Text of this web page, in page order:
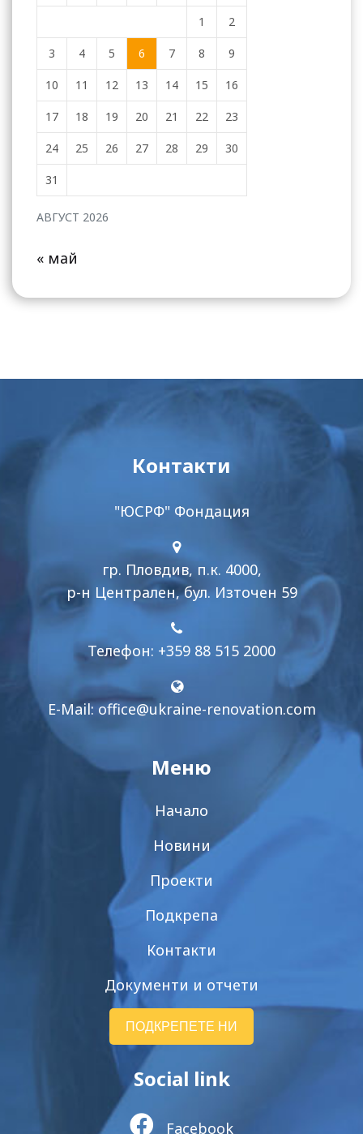
АВГУСТ 2026
1 2
3 4 5 6 7 8 9
10 11 12 13 14 15 16
17 18 19 20 21 22 23
24 25 26 27 28 29 30
31
« май
Контакти
"ЮСРФ" Фондация
гр. Пловдив, п.к. 4000,
р-н Централен, бул. Източен 59
Телефон: +359 88 515 2000
E-Mail:office@ukraine-renovation.com
Меню
Начало
Новини
Проекти
Подкрепа
Контакти
Документи и отчети
ПОДКРЕПЕТЕ НИ
Social link
Facebook